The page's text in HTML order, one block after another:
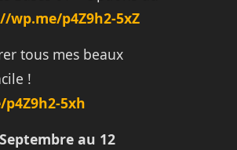
wp.me/p4Z9h2-5xZ
tous mes beaux
!
5xh
au 12